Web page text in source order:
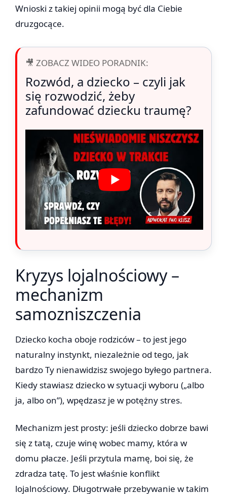
Wnioski z takiej opinii mogą być dla Ciebie
druzgocące.
🎥 ZOBACZ WIDEO PORADNIK:
Rozwód, a dziecko – czyli jak
się rozwodzić, żeby
zafundować dziecku traumę?
Kryzys lojalnościowy –
mechanizm
samozniszczenia
Dziecko kocha oboje rodziców – to jest jego
naturalny instynkt, niezależnie od tego, jak
bardzo Ty nienawidzisz swojego byłego partnera.
Kiedy stawiasz dziecko w sytuacji wyboru („albo
ja, albo on”), wpędzasz je w potężny stres.
Mechanizm jest prosty: jeśli dziecko dobrze bawi
się z tatą, czuje winę wobec mamy, która w
domu płacze. Jeśli przytula mamę, boi się, że
zdradza tatę. To jest właśnie konflikt
lojalnościowy. Długotrwałe przebywanie w takim